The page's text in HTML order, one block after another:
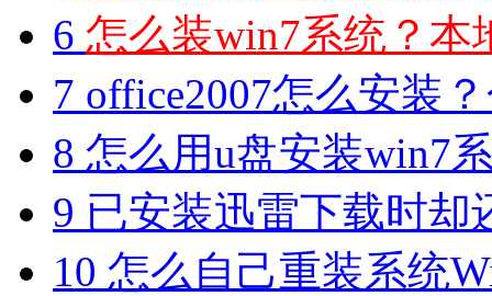
6 怎么装win7系统？本
7 office2007怎么安装
8 怎么用u盘安装win7
9 已安装迅雷下载时却
10 怎么自己重装系统